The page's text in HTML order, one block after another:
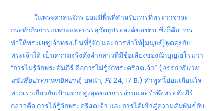
ในพระศาสนจักร ย่อมมีพื้นที่สำหรับการที่พระวาจาจะ
กระทำกิจการเฉพาะและบรรลุวัตถุประสงค์ของตน ซึ่งก็คือ การ
ทำให้พระเยซูเจ้าทรงเป็นที่รู้จัก และการทำให้[มนุษย์]พูดคุยกับ
พระเจ้าได้ เป็นความจริงดังคำกล่าวที่มีชื่อเสียงของนักบุญเยโรมว่า
“การไม่รู้จักพระคัมภีร์ คือการไม่รู้จักพระคริสตเจ้า” (อรรถาธิบาย
หนังสือประกาศกอิสยาห์, บทนำ, PL 24, 17 B.) คำพูดนี้ย่อมเตือนใจ
พวกเราเกี่ยวกับเป้าหมายสูงสุดของการอ่านและรำพึงพระคัมภีร์
กล่าวคือ การได้รู้จักพระคริสตเจ้า และการได้เข้าสู่ความสัมพันธ์กับ